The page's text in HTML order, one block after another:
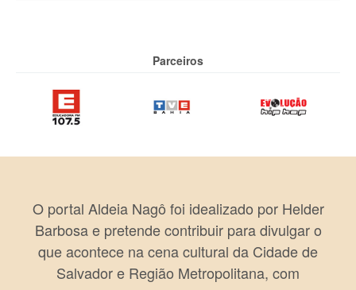
Parceiros
O portal Aldeia Nagô foi idealizado por Helder
Barbosa e pretende contribuir para divulgar o
que acontece na cena cultural da Cidade de
Salvador e Região Metropolitana, com